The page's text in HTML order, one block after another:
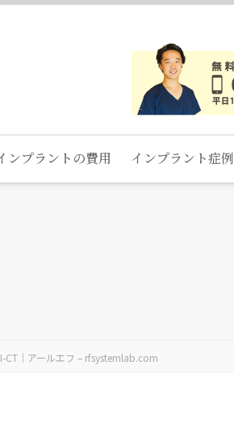
ンプラントの費用 インプラント症例
CT｜アールエフ – rfsystemlab.com